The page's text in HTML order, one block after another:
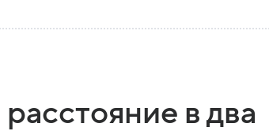
в два